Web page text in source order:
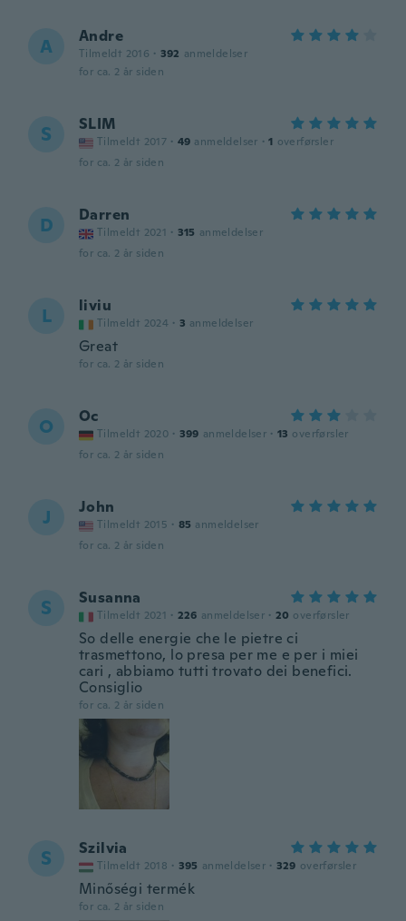
A Andre
Tilmeldt 2016 · 392 anmeldelser
for ca. 2 år siden
S SLIM
Tilmeldt 2017 · 49 anmeldelser · 1 overførsler
for ca. 2 år siden
D Darren
Tilmeldt 2021 · 315 anmeldelser
for ca. 2 år siden
L liviu
Tilmeldt 2024 · 3 anmeldelser
Great
for ca. 2 år siden
O Oc
Tilmeldt 2020 · 399 anmeldelser · 13 overførsler
for ca. 2 år siden
J John
Tilmeldt 2015 · 85 anmeldelser
for ca. 2 år siden
S Susanna
Tilmeldt 2021 · 226 anmeldelser · 20 overførsler
So delle energie che le pietre ci
trasmettono, lo presa per me e per i miei
cari , abbiamo tutti trovato dei benefici.
Consiglio
for ca. 2 år siden
S Szilvia
Tilmeldt 2018 · 395 anmeldelser · 329 overførsler
Minőségi termék
for ca. 2 år siden